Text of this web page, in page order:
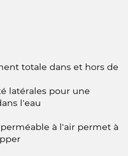
totale dans et hors de
latérales pour une
l'eau
à l'air permet à